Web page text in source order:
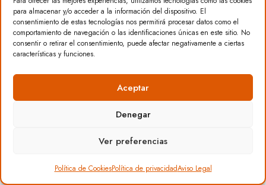
para almacenar y/o acceder a la información del dispositivo. El
consentimiento de estas tecnologías nos permitirá procesar datos como el
comportamiento de navegación o las identificaciones únicas en este sitio. No
consentir o retirar el consentimiento, puede afectar negativamente a ciertas
características y funciones.
Aceptar
Denegar
Ver preferencias
Política de CookiesPolítica de privacidadAviso Legal
Porcini purée, parmesan, basil.
Coffee Cured & Smoked Duck Breast
Duck breasts, Carrot purée, silver beet.